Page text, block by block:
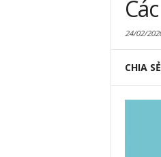
24/02/
CHIA SẺ